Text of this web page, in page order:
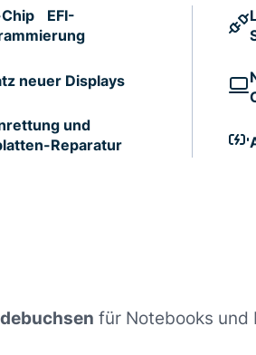
EFI-
neuer Displays
und
Reparatur
für Notebooks und